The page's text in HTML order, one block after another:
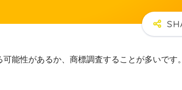
能性があるか、商標調査することが多いです。